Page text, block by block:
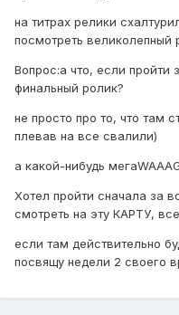
на титрах релики
посмотреть великолепный
Вопрос:а что, если пройти
финальный ролик?
не просто про то, что там
плевав на все свалили)
а какой-нибудь
Хотел пройти сначала за
смотреть на эту КАРТУ,
если там действительно
посвящу недели 2 своего